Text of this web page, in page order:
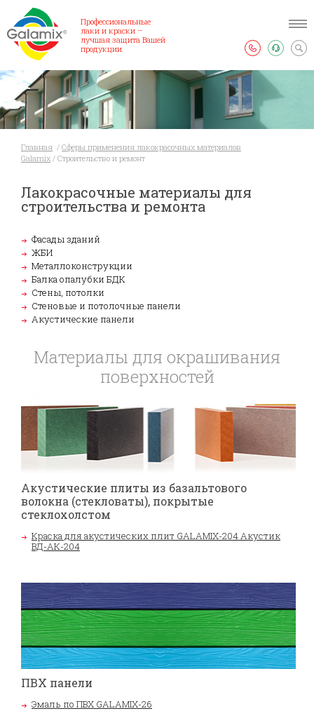
Профессиональные
лаки и краски –
лучшая защита Вашей
продукции
Главная / Сферы применения лакокрасочных материалов
Galamix / Строительство и ремонт
Лакокрасочные материалы для
строительства и ремонта
Фасады зданий
ЖБИ
Металлоконструкции
Балка опалубки БДК
Стены, потолки
Стеновые и потолочные панели
Акустические панели
Материалы для окрашивания
поверхностей
Акустические плиты из базальтового
волокна (стекловаты), покрытые
стеклохолстом
Краска для акустических плит GALAMIX-204 Акустик
ВД-АК-204
ПВХ панели
Эмаль по ПВХ GALAMIX-26